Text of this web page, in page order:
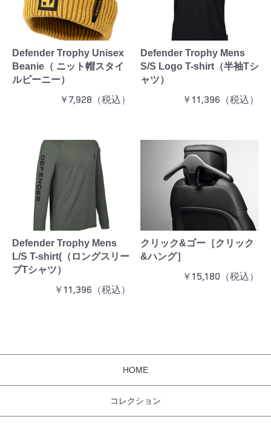
Defender Trophy Unisex
Beanie（ ニット帽スタイ
ルビーニー）
￥7,928（税込）
Defender Trophy Mens
S/S Logo T-shirt（半袖Tシ
ャツ）
￥11,396（税込）
Defender Trophy Mens
L/S T-shirt(（ロングスリー
ブTシャツ）
￥11,396（税込）
クリック&ゴー［クリック
&ハング］
￥15,180（税込）
HOME
コレクション